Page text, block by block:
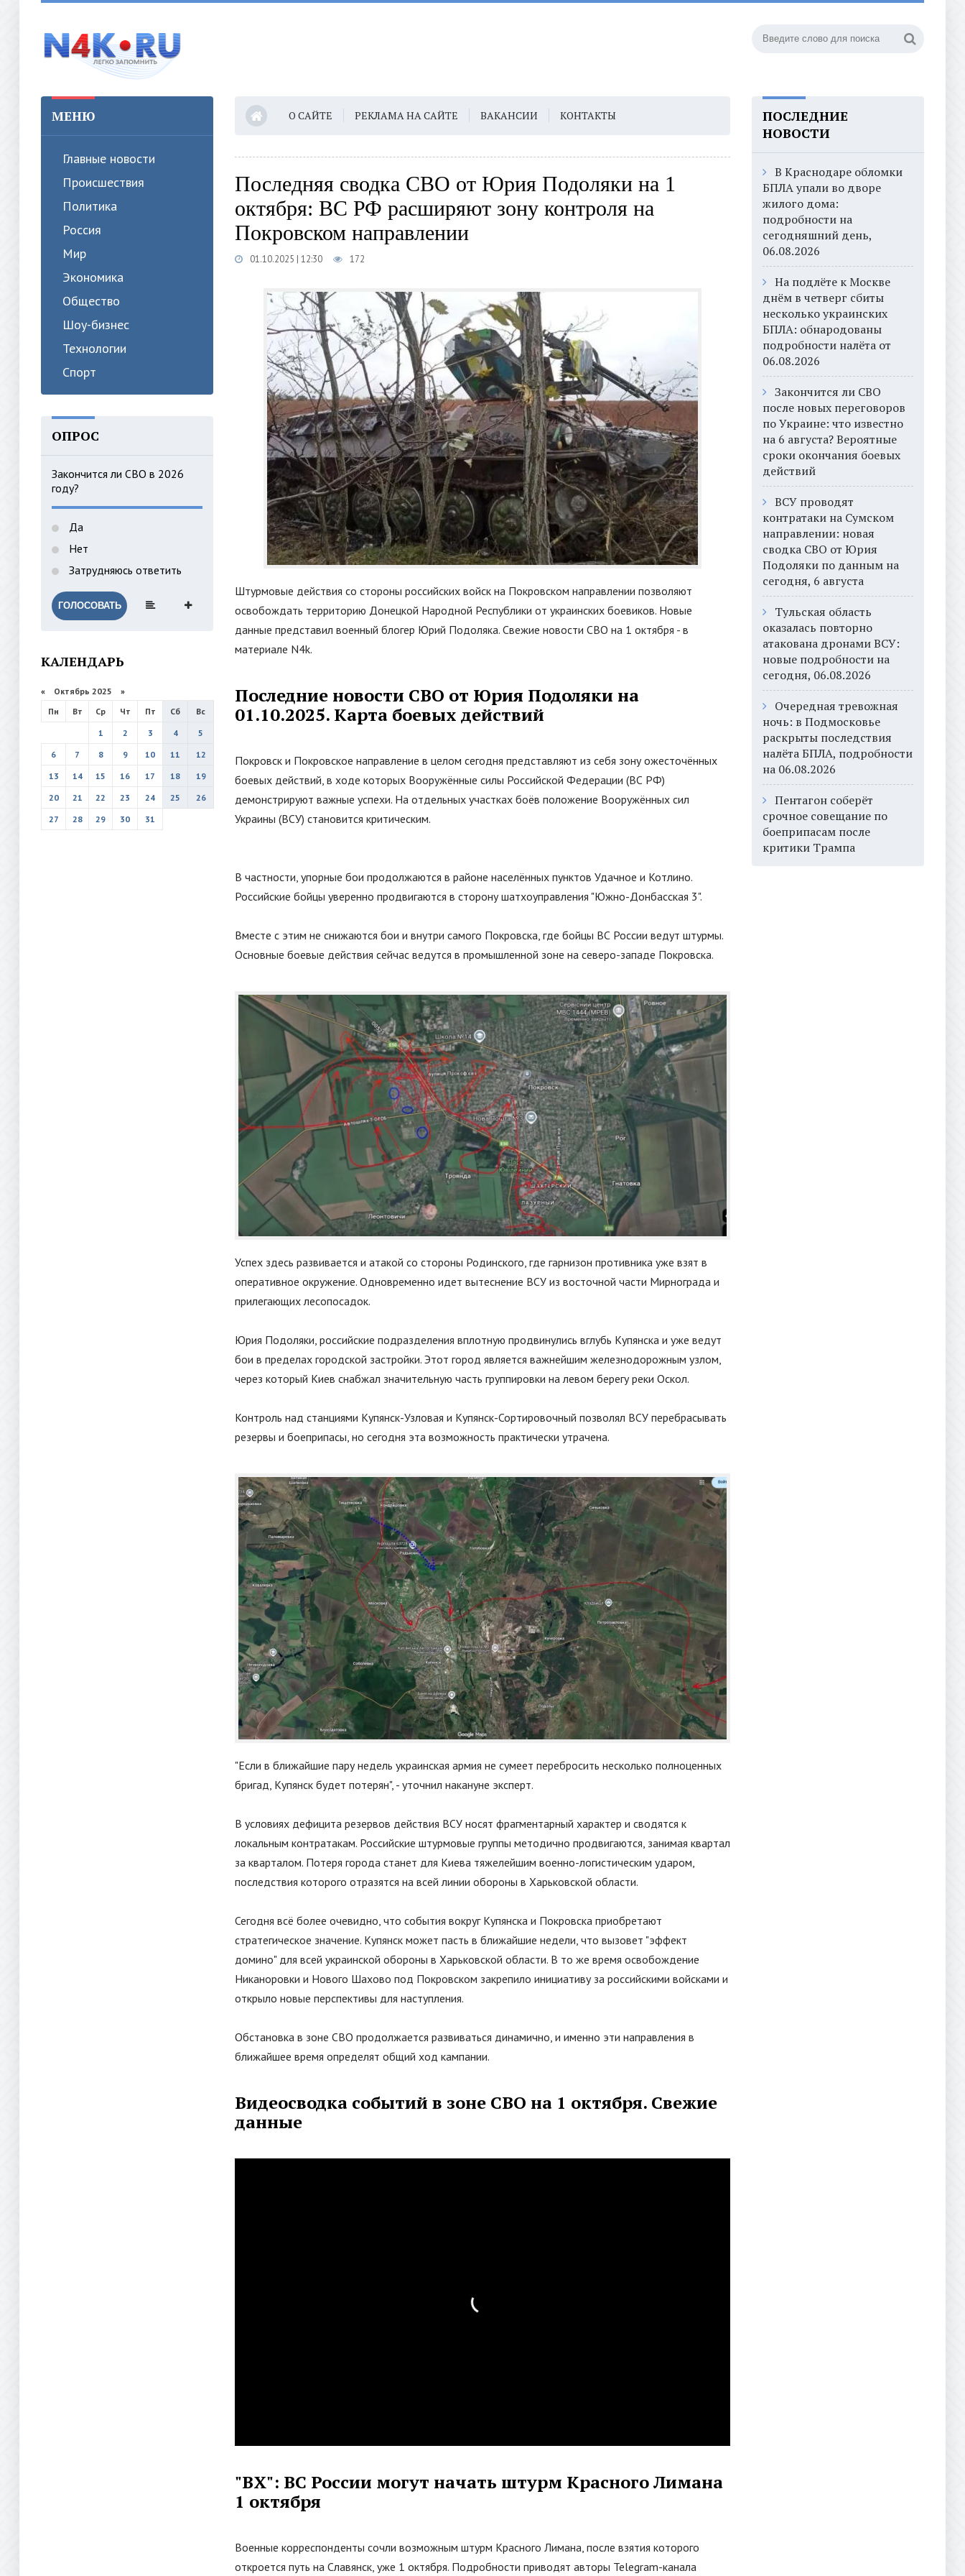
МЕНЮ
Главные новости
Происшествия
Политика
Россия
Мир
Экономика
Общество
Шоу-бизнес
Технологии
Спорт
ОПРОС
Закончится ли СВО в 2026
году?
Да
Нет
Затрудняюсь ответить
ГОЛОСОВАТЬ
КАЛЕНДАРЬ
« Октябрь 2025 »
Пн
Вт Ср Чт Пт Сб
Вс
1
2 3 4
5
6
7 8 9 10 11
12
13
14 15 16 17 18
19
20
21 22 23 24 25
26
27
28 29 30 31
О САЙТЕ РЕКЛАМА НА САЙТЕ ВАКАНСИИ КОНТАКТЫ
Последняя сводка СВО от Юрия Подоляки на 1
октября: ВС РФ расширяют зону контроля на
Покровском направлении
01.10.2025 | 12:30 172
Штурмовые действия со стороны российских войск на Покровском направлении позволяют
освобождать территорию Донецкой Народной Республики от украинских боевиков. Новые
данные представил военный блогер Юрий Подоляка. Свежие новости СВО на 1 октября - в
материале N4k.
Последние новости СВО от Юрия Подоляки на
01.10.2025. Карта боевых действий
Покровск и Покровское направление в целом сегодня представляют из себя зону ожесточённых
боевых действий, в ходе которых Вооружённые силы Российской Федерации (ВС РФ)
демонстрируют важные успехи. На отдельных участках боёв положение Вооружённых сил
Украины (ВСУ) становится критическим.
В частности, упорные бои продолжаются в районе населённых пунктов Удачное и Котлино.
Российские бойцы уверенно продвигаются в сторону шатхоуправления "Южно-Донбасская 3".
Вместе с этим не снижаются бои и внутри самого Покровска, где бойцы ВС России ведут штурмы.
Основные боевые действия сейчас ведутся в промышленной зоне на северо-западе Покровска.
Успех здесь развивается и атакой со стороны Родинского, где гарнизон противника уже взят в
оперативное окружение. Одновременно идет вытеснение ВСУ из восточной части Мирнограда и
прилегающих лесопосадок.
Юрия Подоляки, российские подразделения вплотную продвинулись вглубь Купянска и уже ведут
бои в пределах городской застройки. Этот город является важнейшим железнодорожным узлом,
через который Киев снабжал значительную часть группировки на левом берегу реки Оскол.
Контроль над станциями Купянск-Узловая и Купянск-Сортировочный позволял ВСУ перебрасывать
резервы и боеприпасы, но сегодня эта возможность практически утрачена.
"Если в ближайшие пару недель украинская армия не сумеет перебросить несколько полноценных
бригад, Купянск будет потерян", - уточнил накануне эксперт.
В условиях дефицита резервов действия ВСУ носят фрагментарный характер и сводятся к
локальным контратакам. Российские штурмовые группы методично продвигаются, занимая квартал
за кварталом. Потеря города станет для Киева тяжелейшим военно-логистическим ударом,
последствия которого отразятся на всей линии обороны в Харьковской области.
Сегодня всё более очевидно, что события вокруг Купянска и Покровска приобретают
стратегическое значение. Купянск может пасть в ближайшие недели, что вызовет "эффект
домино"для всей украинской обороны в Харьковской области. В то же время освобождение
Никаноровки и Нового Шахово под Покровском закрепило инициативу за российскими войсками и
открыло новые перспективы для наступления.
Обстановка в зоне СВО продолжается развиваться динамично, и именно эти направления в
ближайшее время определят общий ход кампании.
Видеосводка событий в зоне СВО на 1 октября. Свежие
данные
"ВХ": ВС России могут начать штурм Красного Лимана
1 октября
Военные корреспонденты сочли возможным штурм Красного Лимана, после взятия которого
откроется путь на Славянск, уже 1 октября. Подробности приводят авторы Telegram-канала
ПОСЛЕДНИЕ
НОВОСТИ
В Краснодаре обломки
БПЛА упали во дворе
жилого дома:
подробности на
сегодняшний день,
06.08.2026
На подлёте к Москве
днём в четверг сбиты
несколько украинских
БПЛА: обнародованы
подробности налёта от
06.08.2026
Закончится ли СВО
после новых переговоров
по Украине: что известно
на 6 августа? Вероятные
сроки окончания боевых
действий
ВСУ проводят
контратаки на Сумском
направлении: новая
сводка СВО от Юрия
Подоляки по данным на
сегодня, 6 августа
Тульская область
оказалась повторно
атакована дронами ВСУ:
новые подробности на
сегодня, 06.08.2026
Очередная тревожная
ночь: в Подмосковье
раскрыты последствия
налёта БПЛА, подробности
на 06.08.2026
Пентагон соберёт
срочное совещание по
боеприпасам после
критики Трампа